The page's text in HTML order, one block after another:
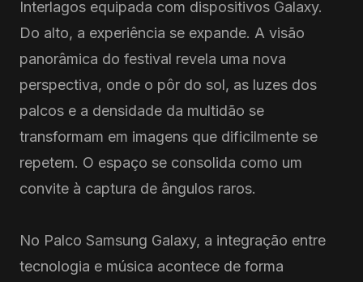
Interlagos equipada com dispositivos Galaxy.
Do alto, a experiência se expande. A visão
panorâmica do festival revela uma nova
perspectiva, onde o pôr do sol, as luzes dos
palcos e a densidade da multidão se
transformam em imagens que dificilmente se
repetem. O espaço se consolida como um
convite à captura de ângulos raros.
No Palco Samsung Galaxy, a integração entre
tecnologia e música acontece de forma